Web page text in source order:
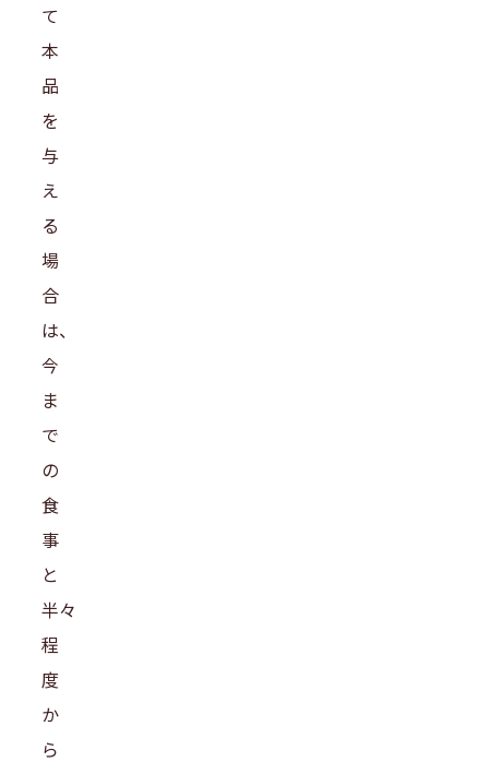
て
本
品
を
与
え
る
場
合
は、
今
ま
で
の
食
事
と
半々
程
度
か
ら